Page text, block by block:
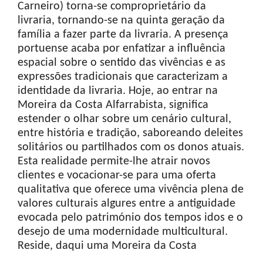
Carneiro) torna-se comproprietário da
livraria, tornando-se na quinta geração da
família a fazer parte da livraria. A presença
portuense acaba por enfatizar a influência
espacial sobre o sentido das vivências e as
expressões tradicionais que caracterizam a
identidade da livraria. Hoje, ao entrar na
Moreira da Costa Alfarrabista, significa
estender o olhar sobre um cenário cultural,
entre história e tradição, saboreando deleites
solitários ou partilhados com os donos atuais.
Esta realidade permite-lhe atrair novos
clientes e vocacionar-se para uma oferta
qualitativa que oferece uma vivência plena de
valores culturais algures entre a antiguidade
evocada pelo património dos tempos idos e o
desejo de uma modernidade multicultural.
Reside, daqui uma Moreira da Costa